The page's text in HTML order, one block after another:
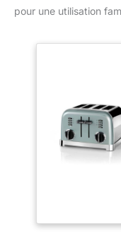
pour une utilisation